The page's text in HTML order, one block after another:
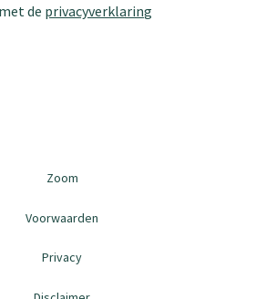
de privacyverklaring
Zoom
Voorwaarden
Privacy